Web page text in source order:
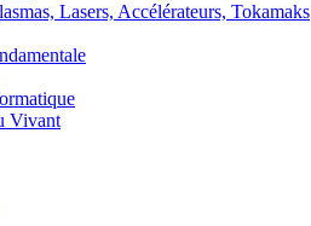
Lasers, Accélérateurs, Tokamaks
Vivant